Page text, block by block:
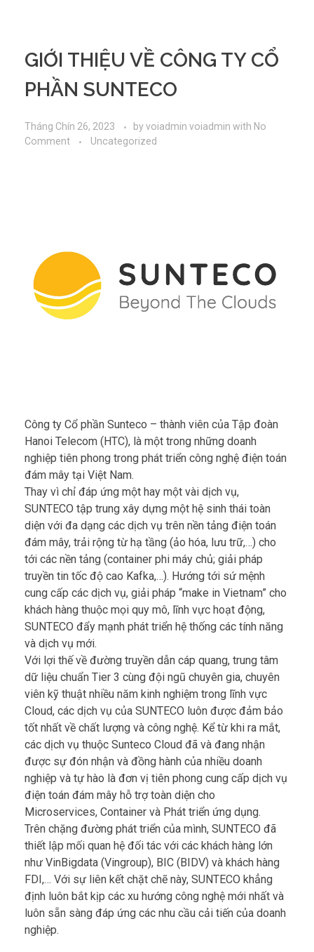
GIỚI THIỆU VỀ CÔNG TY CỔ
PHẦN SUNTECO
Tháng Chín 26, 2023 by voiadmin voiadmin with No
Comment
Uncategorized
Công ty Cổ phần Sunteco – thành viên của Tập đoàn
Hanoi Telecom (HTC), là một trong những doanh
nghiệp tiên phong trong phát triển công nghệ điện toán
đám mây tại Việt Nam.
Thay vì chỉ đáp ứng một hay một vài dịch vụ,
SUNTECO tập trung xây dựng một hệ sinh thái toàn
diện với đa dạng các dịch vụ trên nền tảng điện toán
đám mây, trải rộng từ hạ tầng (ảo hóa, lưu trữ,…) cho
tới các nền tảng (container phi máy chủ; giải pháp
truyền tin tốc độ cao Kafka,…). Hướng tới sứ mệnh
cung cấp các dịch vụ, giải pháp “make in Vietnam” cho
khách hàng thuộc mọi quy mô, lĩnh vực hoạt động,
SUNTECO đẩy mạnh phát triển hệ thống các tính năng
và dịch vụ mới.
Với lợi thế về đường truyền dẫn cáp quang, trung tâm
dữ liệu chuẩn Tier 3 cùng đội ngũ chuyên gia, chuyên
viên kỹ thuật nhiều năm kinh nghiệm trong lĩnh vực
Cloud, các dịch vụ của SUNTECO luôn được đảm bảo
tốt nhất về chất lượng và công nghệ. Kể từ khi ra mắt,
các dịch vụ thuộc Sunteco Cloud đã và đang nhận
được sự đón nhận và đồng hành của nhiều doanh
nghiệp và tự hào là đơn vị tiên phong cung cấp dịch vụ
điện toán đám mây hỗ trợ toàn diện cho
Microservices, Container và Phát triển ứng dụng.
Trên chặng đường phát triển của mình, SUNTECO đã
thiết lập mối quan hệ đối tác với các khách hàng lớn
như VinBigdata (Vingroup), BIC (BIDV) và khách hàng
FDI,… Với sự liên kết chặt chẽ này, SUNTECO khẳng
định luôn bắt kịp các xu hướng công nghệ mới nhất và
luôn sẵn sàng đáp ứng các nhu cầu cải tiến của doanh
nghiệp.